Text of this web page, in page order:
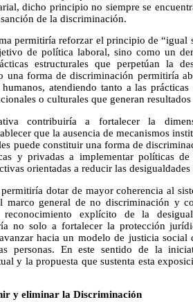
dicho principio no siempre se
de la discriminación.
permitiría reforzar el principio de “igual
de política laboral, sino como un
estructurales que perpetúan la
una forma de discriminación permitiría
atendiendo tanto a las
o culturales que generan resultados
contribuiría a fortalecer la
que la ausencia de mecanismos
puede constituir una forma de
y privadas a implementar políticas de
orientadas a reducir las desigualdades
dotar de mayor coherencia al
marco general de no discriminación y
reconocimiento explícito de la
no solo a fortalecer la protección
hacia un modelo de justicia social
personas. En este sentido de la
y la propuesta que sustenta esta
y eliminar la Discriminación